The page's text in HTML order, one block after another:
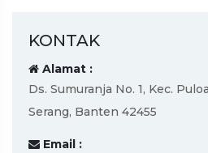
KONTAK
Alamat :
Ds. Sumuranja No. 1, Kec.
Serang, Banten 42455
Email :